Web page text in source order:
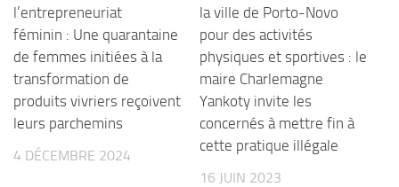
l’entrepreneuriat
féminin : Une quarantaine
de femmes initiées à la
transformation de
produits vivriers reçoivent
leurs parchemins
4 DÉCEMBRE 2024
la ville de Porto-Novo
pour des activités
physiques et sportives : le
maire Charlemagne
Yankoty invite les
concernés à mettre fin à
cette pratique illégale
16 JUIN 2023